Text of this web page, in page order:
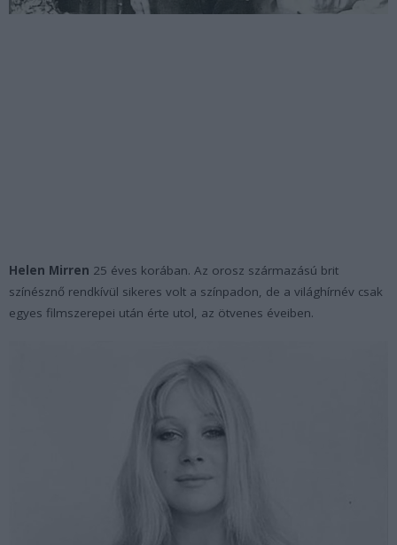
Helen Mirren 25 éves korában. Az orosz származású brit
színésznő rendkívül sikeres volt a színpadon, de a világhírnév csak
egyes filmszerepei után érte utol, az ötvenes éveiben.